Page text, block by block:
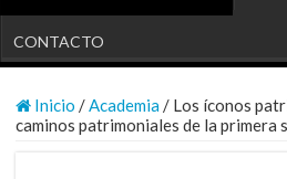
CONTACTO
Inicio / Academia / Los íconos
caminos patrimoniales de la primera